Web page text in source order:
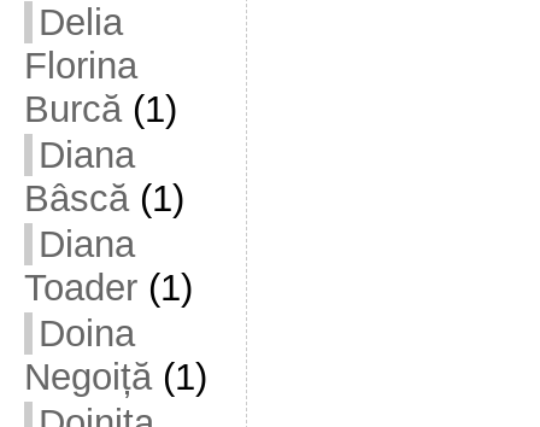
Delia
Florina
Burcă(1)
Diana
Bâscă(1)
Diana
Toader(1)
Doina
Negoiță(1)